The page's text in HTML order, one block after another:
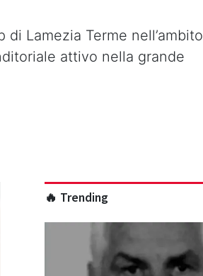
Lamezia Terme nell’ambito
attivo nella grande
🔥 Trending